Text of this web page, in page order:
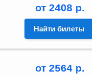
от 2408 р.
Найти билеты
от 2564 р.